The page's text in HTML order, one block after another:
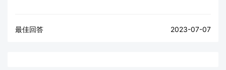
最佳回答 2023-07-07